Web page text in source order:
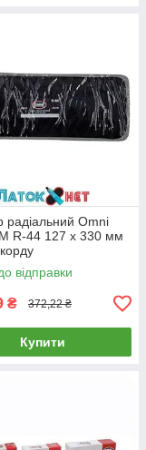
радіальний Omni
R-44 127 х 330 мм
відправки
₴ 372,22 ₴
Купити